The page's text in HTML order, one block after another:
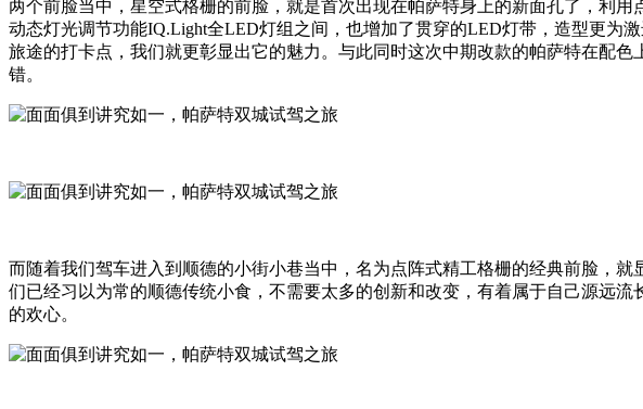
两个前脸当中，星空式格栅的前脸，就是首次出现在帕萨特身上的新面孔了，利
动态灯光调节功能IQ.Light全LED灯组之间，也增加了贯穿的LED灯带，造型更为
旅途的打卡点，我们就更彰显出它的魅力。与此同时这次中期改款的帕萨特在配
错。
而随着我们驾车进入到顺德的小街小巷当中，名为点阵式精工格栅的经典前脸，
们已经习以为常的顺德传统小食，不需要太多的创新和改变，有着属于自己源远
的欢心。